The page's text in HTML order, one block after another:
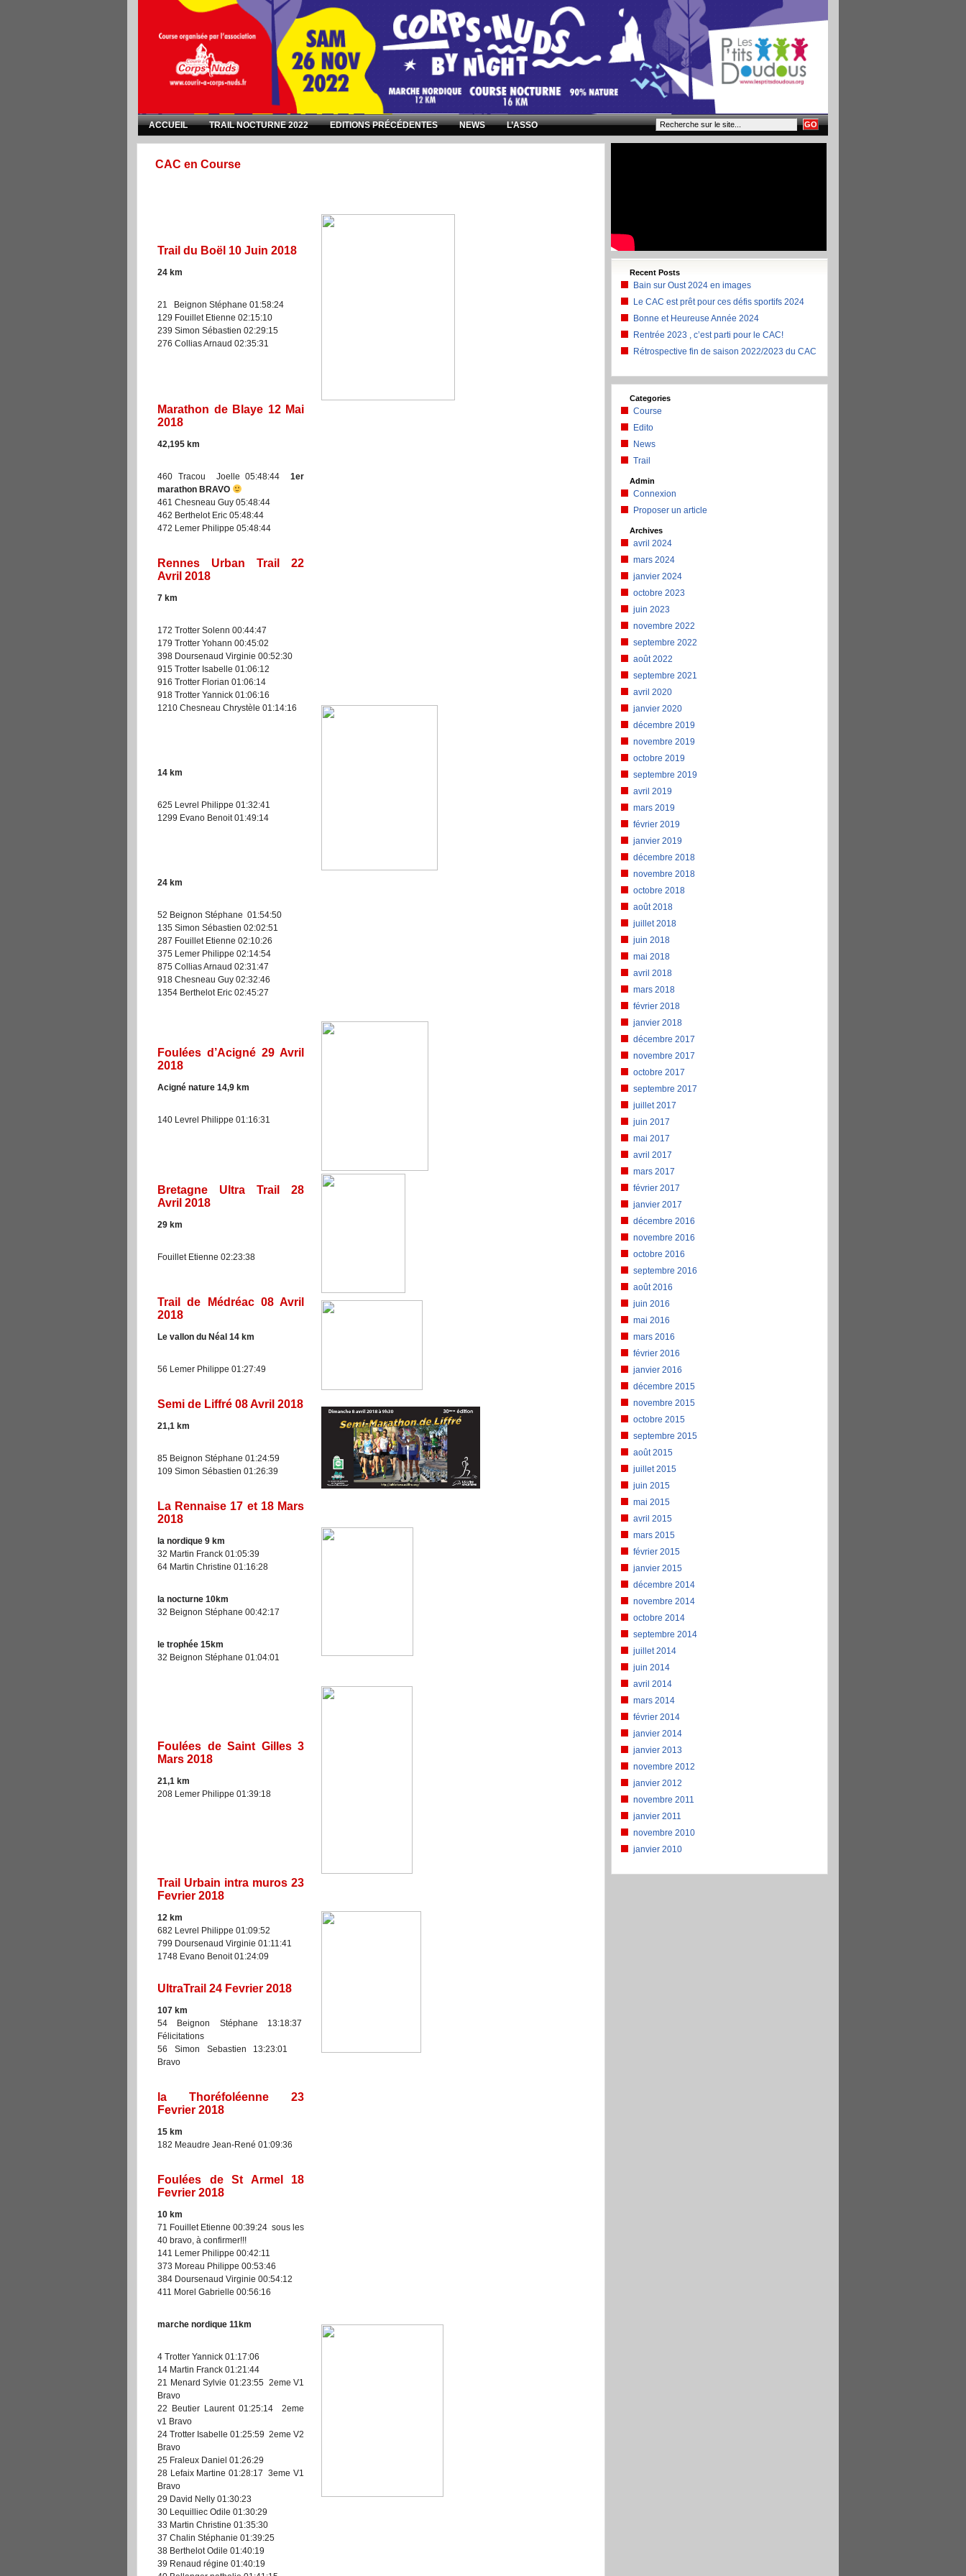
ACCUEIL TRAIL NOCTURNE 2022 EDITIONS PRÉCÉDENTES NEWS L’ASSO
CAC en Course
Trail du Boël 10 Juin 2018
24 km
21 Beignon Stéphane 01:58:24
129 Fouillet Etienne 02:15:10
239 Simon Sébastien 02:29:15
276 Collias Arnaud 02:35:31
Marathon de Blaye 12 Mai
2018
42,195 km
460 Tracou Joelle 05:48:44 1er
marathon BRAVO
461 Chesneau Guy 05:48:44
462 Berthelot Eric 05:48:44
472 Lemer Philippe 05:48:44
Rennes Urban Trail 22
Avril 2018
7 km
172 Trotter Solenn 00:44:47
179 Trotter Yohann 00:45:02
398 Doursenaud Virginie 00:52:30
915 Trotter Isabelle 01:06:12
916 Trotter Florian 01:06:14
918 Trotter Yannick 01:06:16
1210 Chesneau Chrystèle 01:14:16
14 km
625 Levrel Philippe 01:32:41
1299 Evano Benoit 01:49:14
24 km
52 Beignon Stéphane 01:54:50
135 Simon Sébastien 02:02:51
287 Fouillet Etienne 02:10:26
375 Lemer Philippe 02:14:54
875 Collias Arnaud 02:31:47
918 Chesneau Guy 02:32:46
1354 Berthelot Eric 02:45:27
Foulées d’Acigné 29 Avril
2018
Acigné nature 14,9 km
140 Levrel Philippe 01:16:31
Bretagne Ultra Trail 28
Avril 2018
29 km
Fouillet Etienne 02:23:38
Trail de Médréac 08 Avril
2018
Le vallon du Néal 14 km
56 Lemer Philippe 01:27:49
Semi de Liffré 08 Avril 2018
21,1 km
85 Beignon Stéphane 01:24:59
109 Simon Sébastien 01:26:39
La Rennaise 17 et 18 Mars
2018
la nordique 9 km
32 Martin Franck 01:05:39
64 Martin Christine 01:16:28
la nocturne 10km
32 Beignon Stéphane 00:42:17
le trophée 15km
32 Beignon Stéphane 01:04:01
Foulées de Saint Gilles 3
Mars 2018
21,1 km
208 Lemer Philippe 01:39:18
Trail Urbain intra muros 23
Fevrier 2018
12 km
682 Levrel Philippe 01:09:52
799 Doursenaud Virginie 01:11:41
1748 Evano Benoit 01:24:09
UltraTrail 24 Fevrier 2018
107 km
54 Beignon Stéphane 13:18:37
Félicitations
56 Simon Sebastien 13:23:01
Bravo
la Thoréfoléenne 23
Fevrier 2018
15 km
182 Meaudre Jean-René 01:09:36
Foulées de St Armel 18
Fevrier 2018
10 km
71 Fouillet Etienne 00:39:24 sous les
40 bravo, à confirmer!!!
141 Lemer Philippe 00:42:11
373 Moreau Philippe 00:53:46
384 Doursenaud Virginie 00:54:12
411 Morel Gabrielle 00:56:16
marche nordique 11km
4 Trotter Yannick 01:17:06
14 Martin Franck 01:21:44
21 Menard Sylvie 01:23:55 2eme V1
Bravo
22 Beutier Laurent 01:25:14 2eme
v1 Bravo
24 Trotter Isabelle 01:25:59 2eme V2
Bravo
25 Fraleux Daniel 01:26:29
28 Lefaix Martine 01:28:17 3eme V1
Bravo
29 David Nelly 01:30:23
30 Lequilliec Odile 01:30:29
33 Martin Christine 01:35:30
37 Chalin Stéphanie 01:39:25
38 Berthelot Odile 01:40:19
39 Renaud régine 01:40:19
Recent Posts
Bain sur Oust 2024 en images
Le CAC est prêt pour ces défis sportifs 2024
Bonne et Heureuse Année 2024
Rentrée 2023 , c’est parti pour le CAC!
Rétrospective fin de saison 2022/2023 du CAC
Categories
Course
Edito
News
Trail
Admin
Connexion
Proposer un article
Archives
avril 2024
mars 2024
janvier 2024
octobre 2023
juin 2023
novembre 2022
septembre 2022
août 2022
septembre 2021
avril 2020
janvier 2020
décembre 2019
novembre 2019
octobre 2019
septembre 2019
avril 2019
mars 2019
février 2019
janvier 2019
décembre 2018
novembre 2018
octobre 2018
août 2018
juillet 2018
juin 2018
mai 2018
avril 2018
mars 2018
février 2018
janvier 2018
décembre 2017
novembre 2017
octobre 2017
septembre 2017
juillet 2017
juin 2017
mai 2017
avril 2017
mars 2017
février 2017
janvier 2017
décembre 2016
novembre 2016
octobre 2016
septembre 2016
août 2016
juin 2016
mai 2016
mars 2016
février 2016
janvier 2016
décembre 2015
novembre 2015
octobre 2015
septembre 2015
août 2015
juillet 2015
juin 2015
mai 2015
avril 2015
mars 2015
février 2015
janvier 2015
décembre 2014
novembre 2014
octobre 2014
septembre 2014
juillet 2014
juin 2014
avril 2014
mars 2014
février 2014
janvier 2014
janvier 2013
novembre 2012
janvier 2012
novembre 2011
janvier 2011
novembre 2010
janvier 2010